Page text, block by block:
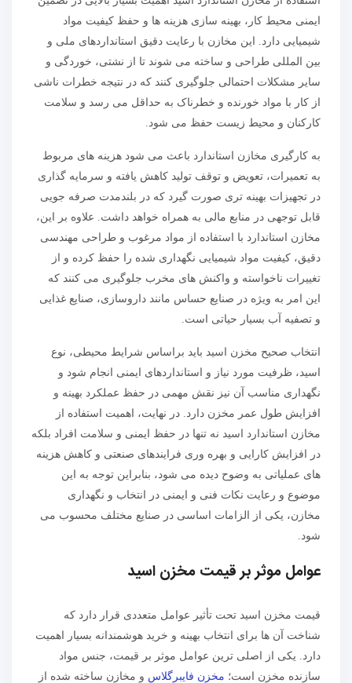
ایمنی محیط کار، بهینه سازی هزینه ها و حفظ کیفیت مواد
شیمیایی دارد. این مخازن با رعایت دقیق استانداردهای ملی و
بین المللی طراحی و ساخته می شوند تا از نشتی، خوردگی و
سایر مشکلات احتمالی جلوگیری کنند که در نتیجه خطرات ناشی
از کار با مواد خورنده و خطرناک به حداقل می رسد و سلامت
کارکنان و محیط زیست حفظ می شود.
به کارگیری مخازن استاندارد باعث می شود هزینه های مربوط
به تعمیرات، تعویض و توقف تولید کاهش یافته و سرمایه گذاری
در تجهیزات بهینه تری صورت گیرد که در بلندمدت صرفه جویی
قابل توجهی در منابع مالی به همراه خواهد داشت. علاوه بر این،
مخازن استاندارد با استفاده از مواد مرغوب و طراحی مهندسی
دقیق، کیفیت مواد شیمیایی نگهداری شده را حفظ کرده و از
تغییرات ناخواسته و واکنش های مخرب جلوگیری می کنند که
این امر به ویژه در صنایع حساس مانند داروسازی، صنایع غذایی
و تصفیه آب بسیار حیاتی است.
انتخاب صحیح مخزن اسید باید براساس شرایط محیطی، نوع
اسید، ظرفیت مورد نیاز و استانداردهای ایمنی انجام شود و
نگهداری مناسب آن نیز نقش مهمی در حفظ عملکرد بهینه و
افزایش طول عمر مخزن دارد. در نهایت، اهمیت استفاده از
مخازن استاندارد اسید نه تنها در حفظ ایمنی و سلامت افراد بلکه
در افزایش کارایی و بهره وری فرایندهای صنعتی و کاهش هزینه
های عملیاتی به وضوح دیده می شود، بنابراین توجه به این
موضوع و رعایت نکات فنی و ایمنی در انتخاب و نگهداری
مخازن، یکی از الزامات اساسی در صنایع مختلف محسوب می
شود.
عوامل موثر بر قیمت مخزن اسید
قیمت مخزن اسید تحت تأثیر عوامل متعددی قرار دارد که
شناخت آن ها برای انتخاب بهینه و خرید هوشمندانه بسیار اهمیت
دارد. یکی از اصلی ترین عوامل موثر بر قیمت، جنس مواد
سازنده مخزن است؛ مخزن فایبرگلاس و مخازن ساخته شده از